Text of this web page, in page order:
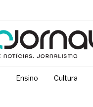
Ensino Cultura